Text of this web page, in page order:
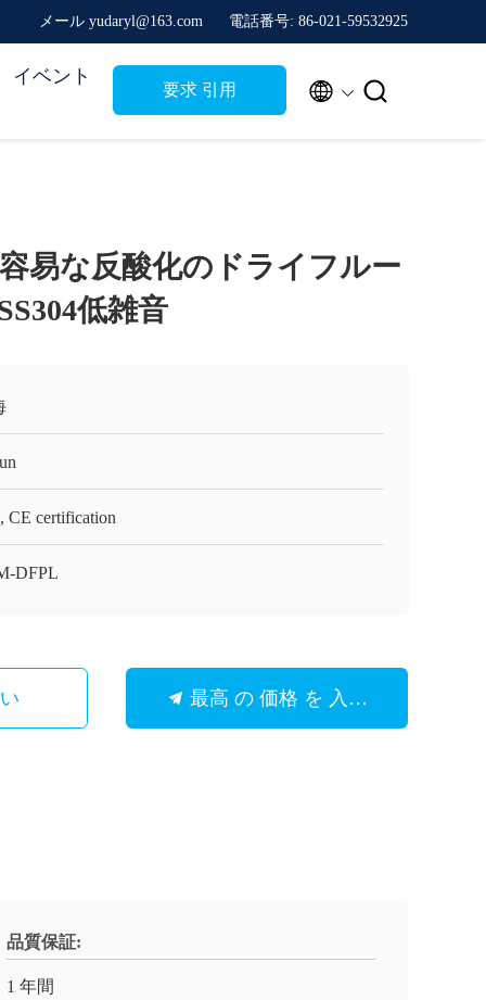
メール yudaryl@163.com 電話番号: 86-021-59532925
イベント
要求 引用  
易な反酸化のドライフルー
低雑音
CE certification
DFPL
最高 の 価格 を 入手 する
品質保証:
1 年間